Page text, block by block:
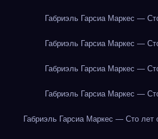
Габриэль Гарсиа Маркес —
Габриэль Гарсиа Маркес —
Габриэль Гарсиа Маркес —
Габриэль Гарсиа Маркес —
Габриэль Гарсиа Маркес — Сто лет